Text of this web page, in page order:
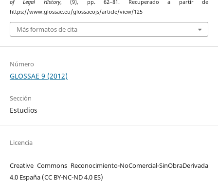
of Legal History, (9), pp. 62–81. Recuperado a partir de
https://www.glossae.eu/glossaeojs/article/view/125
Más formatos de cita
Número
GLOSSAE 9 (2012)
Sección
Estudios
Licencia
Creative Commons Reconocimiento-NoComercial-SinObraDerivada
4.0 España (CC BY-NC-ND 4.0 ES)